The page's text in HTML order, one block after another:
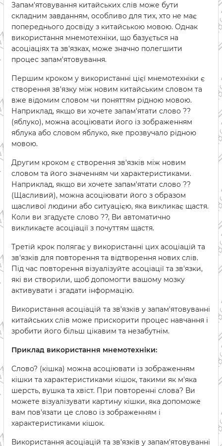
Запам'ятовування китайських слів може бути
складним завданням, особливо для тих, хто не має
попереднього досвіду з китайською мовою. Однак
використання мнемотехніки, що базується на
асоціаціях та зв'язках, може значно полегшити
процес запам'ятовування.
Першим кроком у використанні цієї мнемотехніки є
створення зв'язку між новим китайським словом та
вже відомим словом чи поняттям рідною мовою.
Наприклад, якщо ви хочете запам'ятати слово ??
(яблуко), можна асоціювати його із зображенням
яблука або словом яблуко, яке прозвучало рідною
мовою.
Другим кроком є створення зв'язків між новим
словом та його значенням чи характеристиками.
Наприклад, якщо ви хочете запам'ятати слово ??
(Щасливий), можна асоціювати його з образом
щасливої людини або ситуацією, яка викликає щастя.
Коли ви згадуєте слово ??, Ви автоматично
викликаєте асоціації з почуттям щастя.
Третій крок полягає у використанні цих асоціацій та
зв'язків для повторення та відтворення нових слів.
Під час повторення візуалізуйте асоціації та зв'язки,
які ви створили, щоб допомогти вашому мозку
активувати і згадати інформацію.
Використання асоціацій та зв'язків у запам'ятовуванні
китайських слів може прискорити процес навчання і
зробити його більш цікавим та незабутнім.
Приклад використання мнемотехніки:
Слово? (кішка) можна асоціювати із зображенням
кішки та характеристиками кішок, такими як м'яка
шерсть, вушка та хвіст. При повторенні слова? Ви
можете візуалізувати картину кішки, яка допоможе
вам пов'язати це слово із зображенням і
характеристиками кішок.
Використання асоціацій та зв'язків у запам'ятовуванні